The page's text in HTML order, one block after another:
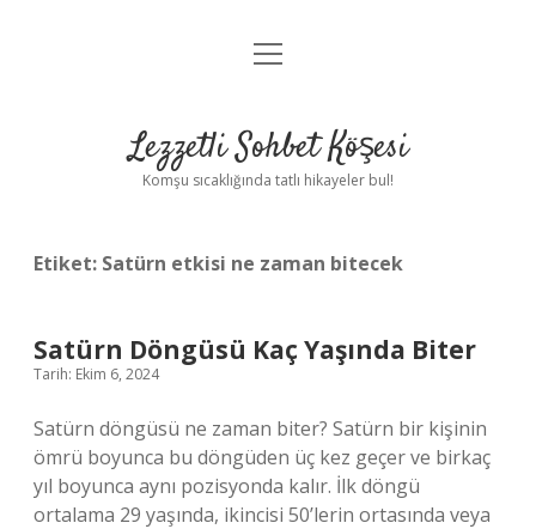
Anasayfa
Yasal Uyarı
menüyü
Lezzetli Sohbet Köşesi
Komşu sıcaklığında tatlı hikayeler bul!
Etiket: Satürn etkisi ne zaman bitecek
Satürn Döngüsü Kaç Yaşında Biter
Tarih: Ekim 6, 2024
Satürn döngüsü ne zaman biter? Satürn bir kişinin
ömrü boyunca bu döngüden üç kez geçer ve birkaç
yıl boyunca aynı pozisyonda kalır. İlk döngü
ortalama 29 yaşında, ikincisi 50’lerin ortasında veya